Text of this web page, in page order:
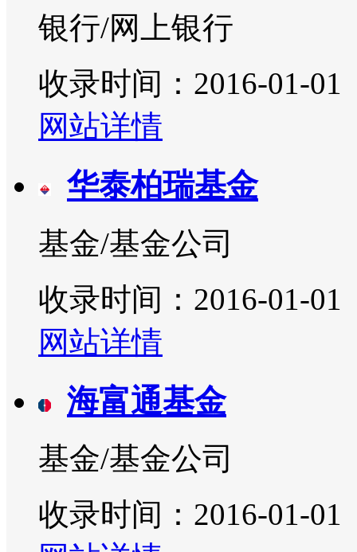
银行/网上银行
收录时间：2016-01-01
网站详情
华泰柏瑞基金
基金/基金公司
收录时间：2016-01-01
网站详情
海富通基金
基金/基金公司
收录时间：2016-01-01